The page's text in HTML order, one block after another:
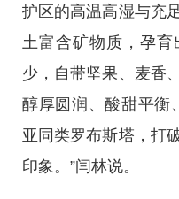
护区的高温高湿与充
土富含矿物质，孕
少，自带坚果、麦香
醇厚圆润、酸甜平衡
亚同类罗布斯塔，打
印象。”闫林说。